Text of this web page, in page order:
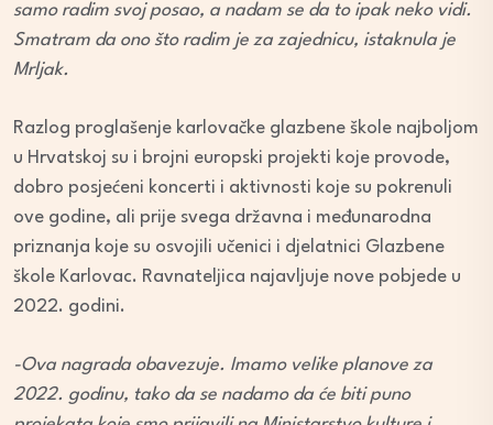
samo radim svoj posao, a nadam se da to ipak neko vidi.
Smatram da ono što radim je za zajednicu, istaknula je
Mrljak.
Razlog proglašenje karlovačke glazbene škole najboljom
u Hrvatskoj su i brojni europski projekti koje provode,
dobro posjećeni koncerti i aktivnosti koje su pokrenuli
ove godine, ali prije svega državna i međunarodna
priznanja koje su osvojili učenici i djelatnici Glazbene
škole Karlovac. Ravnateljica najavljuje nove pobjede u
2022. godini.
-Ova nagrada obavezuje. Imamo velike planove za
2022. godinu, tako da se nadamo da će biti puno